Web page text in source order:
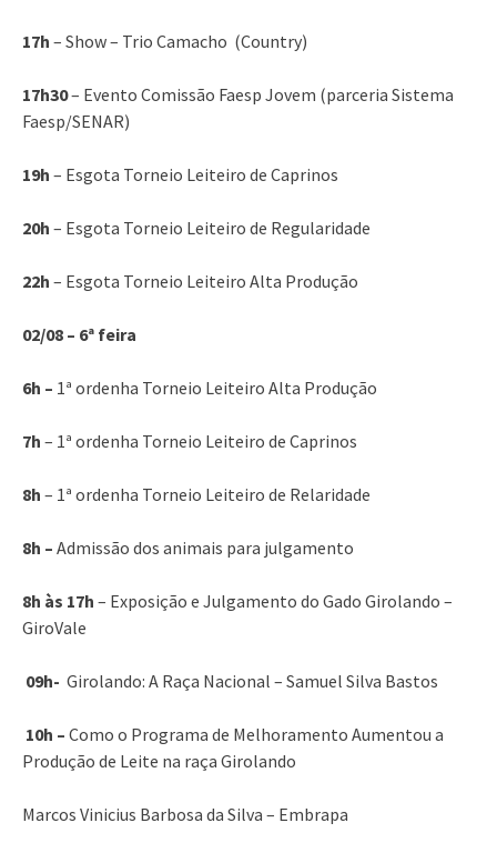
17h – Show – Trio Camacho (Country)
17h30– Evento Comissão Faesp Jovem (parceria Sistema
Faesp/SENAR)
19h – Esgota Torneio Leiteiro de Caprinos
20h – Esgota Torneio Leiteiro de Regularidade
22h – Esgota Torneio Leiteiro Alta Produção
02/08 – 6ª feira
6h – 1ª ordenha Torneio Leiteiro Alta Produção
7h – 1ª ordenha Torneio Leiteiro de Caprinos
8h – 1ª ordenha Torneio Leiteiro de Relaridade
8h – Admissão dos animais para julgamento
8h às 17h – Exposição e Julgamento do Gado Girolando –
GiroVale
09h- Girolando: A Raça Nacional – Samuel Silva Bastos
10h – Como o Programa de Melhoramento Aumentou a
Produção de Leite na raça Girolando
Marcos Vinicius Barbosa da Silva – Embrapa